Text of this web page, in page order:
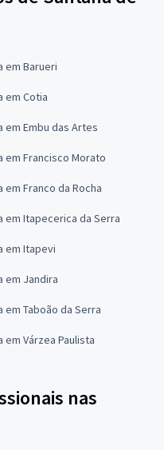
em Barueri
em Cotia
em Embu das Artes
em Francisco Morato
Franco da Rocha
em Itapecerica da Serra
em Itapevi
em Jandira
em Taboão da Serra
Várzea Paulista
nas